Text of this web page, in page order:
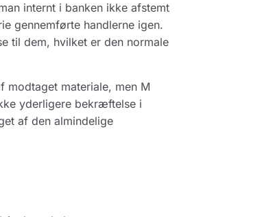
internt i banken ikke afstemt
gennemførte handlerne igen.
til dem, hvilket er den normale
modtaget materiale, men M
yderligere bekræftelse i
af den almindelige